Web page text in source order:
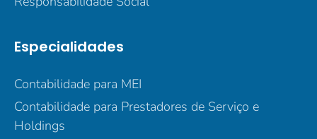
Especialidades
Contabilidade para MEI
Contabilidade para Prestadores de Serviço e
Holdings